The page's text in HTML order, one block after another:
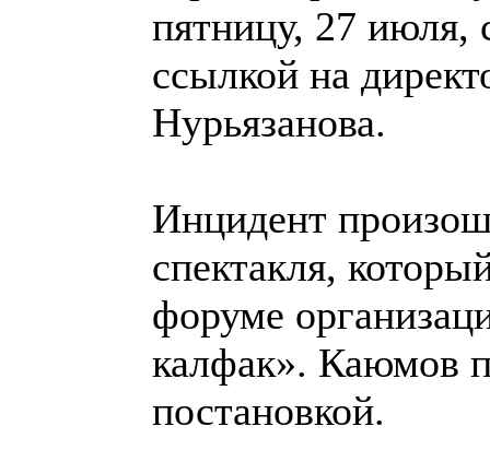
пятницу, 27 июля,
ссылкой на
Нурьязанова.
Инцидент
спектакля,
форуме
калфак». Каюмов
постановкой.